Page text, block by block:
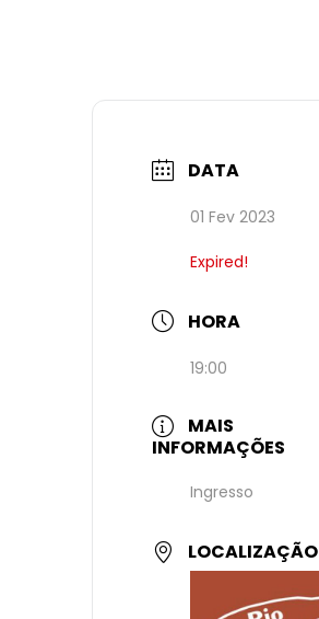
DATA
01 Fev 2023
Expired!
HORA
19:00
MAIS
INFORMAÇÕES
Ingresso
LOCALIZAÇÃO